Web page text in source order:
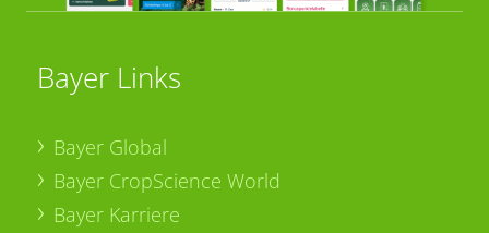
Bayer Links
Bayer Global
Bayer CropScience World
Bayer Karriere